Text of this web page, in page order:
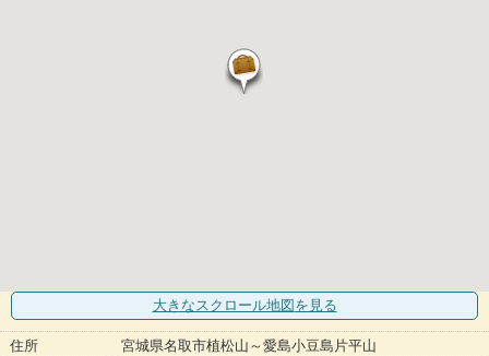
大きなスクロール地図 を見る
住所
宮城県名取市植松山～愛島小豆島片平山